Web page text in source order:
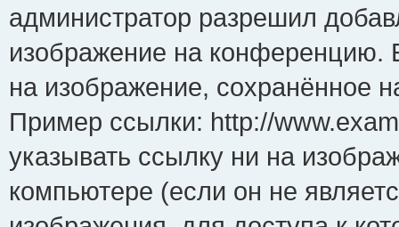
администратор разрешил
изображение на конференцию.
на изображение, сохранённое
Пример ссылки: http://
указывать ссылку ни на
компьютере (если он не